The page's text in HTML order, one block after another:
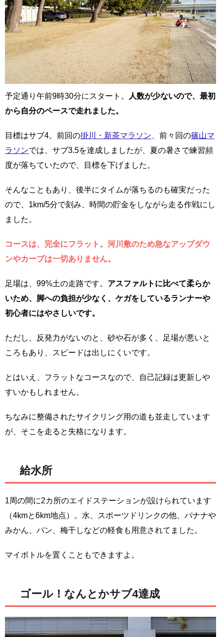
予定通り午前9時30分にスタート。
人数が少ないので、最初
から自分のペースで走れました。
目標はサブ4。前回の掛川・新茶マラソン 、前々回の篠山マ
ラソンでは、サブ3.5を達成しましたが、夏の暑さで練習頻
度が落ちていたので、目標を下げました。
そんなこともあり、後半にタイムが落ちるのも確実だった
ので、1km/5分で刻み、時間の貯金をしながら走る作戦にし
ました。
コースは、完全にフラット。河川敷のため急なアップダウ
ンやカーブは一切ありません。
足場は、99%土の走路です。 アスファルトに比べて柔らか
いため、脚への負担が少なく、ケガをしているランナーや
初心者にはやさしいです。
ただし、反発力がないのと、砂や石が多く、足場が悪いと
ころもあり、スピードは出しにくいです。
とはいえ、フラットなコースなので、自己記録は更新しや
すいかもしれません。
ちなみに整備されたサイクリング用の道も並走しています
が、そこを走ると失格になります。
給水所
1周の間に2カ所のエイドステーションが設けられています
（4kmと6km地点）。水、スポーツドリンクの他、バナナや
みかん、パン、梅干しなどの軽食も用意されてました。
マイボトルを置くこともできますよ。
ゴール！なんとかサブ4達成